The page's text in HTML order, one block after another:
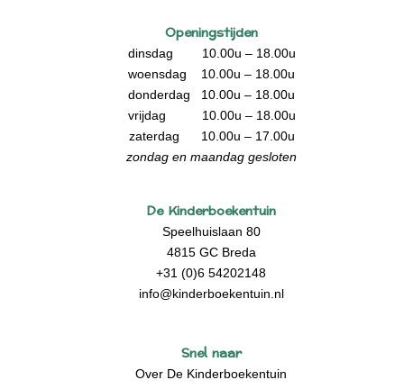
Openingstijden
dinsdag 10.00u – 18.00u
woensdag 10.00u – 18.00u
donderdag 10.00u – 18.00u
vrijdag 10.00u – 18.00u
zaterdag 10.00u – 17.00u
zondag en maandag gesloten
De Kinderboekentuin
Speelhuislaan 80
4815 GC Breda
+31 (0)6 54202148
info@kinderboekentuin.nl
Snel naar
Over De Kinderboekentuin